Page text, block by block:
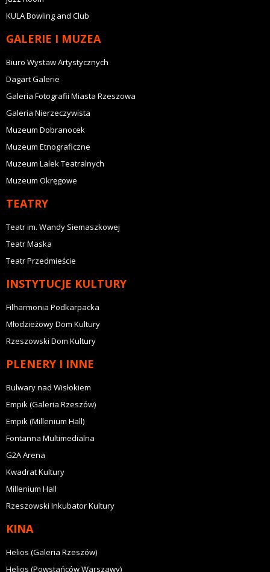
KULA Bowling and Club
GALERIE I MUZEA
Biuro Wystaw Artystycznych
Dagart Galerie
Galeria Fotografii Miasta Rzeszowa
Galeria Nierzeczywista
Muzeum Dobranocek
Muzeum Etnograficzne
Muzeum Lalek Teatralnych
Muzeum Okręgowe
TEATRY
Teatr im. Wandy Siemaszkowej
Teatr Maska
Teatr Przedmieście
INSTYTUCJE KULTURY
Filharmonia Podkarpacka
Młodzieżowy Dom Kultury
Rzeszowski Dom Kultury
PLENERY I INNE
Bulwary nad Wisłokiem
Empik (Galeria Rzeszów)
Empik (Millenium Hall)
Fontanna Multimedialna
G2A Arena
Kwadrat Kultury
Millenium Hall
Rzeszowski Inkubator Kultury
KINA
Helios (Galeria Rzeszów)
Helios (Powstańców Warszawy)